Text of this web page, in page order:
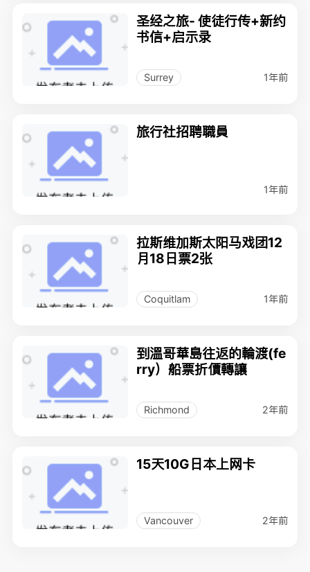
圣经之旅- 使徒行传+新约
书信+启示录
Surrey 1年前
旅行社招聘職員
1年前
拉斯维加斯太阳马戏团12
月18日票2张
Coquitlam 1年前
到溫哥華島往返的輪渡(fe
rry）船票折價轉讓
Richmond 2年前
15天10G日本上网卡
Vancouver 2年前